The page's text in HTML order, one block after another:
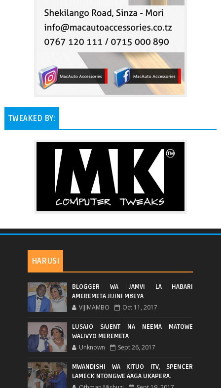
TWEAKED BY:
HARUSI
BLOGGER WA JAMVI LA HABARI
AMEREMETA JIJINI MBEYA
VIJIMAMBO Oct 11, 2017
LUSAJO SAJENT NA NEEMA MATOWE
WALIVYO MEREMETA
Unknown Sept 26, 2017
MWANDISHI WA KITUO ITV, SPENCER
LAMECK NTONGWE AAGA UKAPERA.